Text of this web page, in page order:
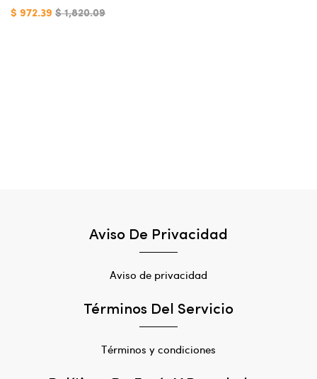
$ 972.39 $ 1,820.09
Aviso De Privacidad
Aviso de privacidad
Términos Del Servicio
Términos y condiciones